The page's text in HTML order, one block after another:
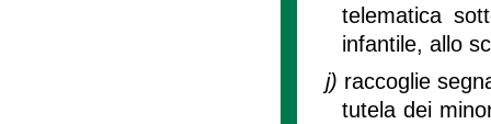
telematica
infantile, allo
j) raccoglie
tutela dei